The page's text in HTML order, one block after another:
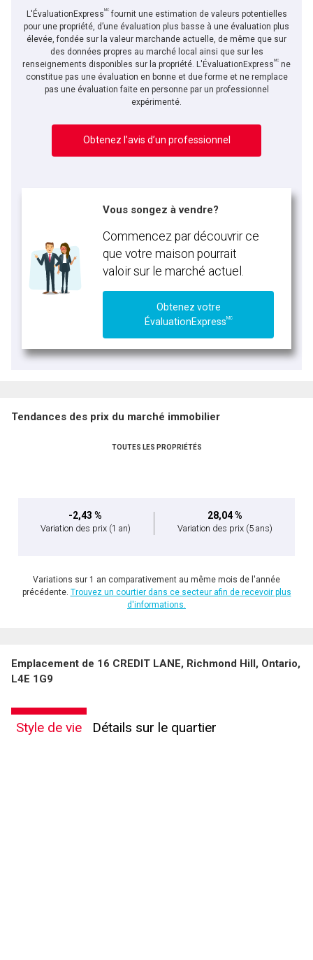
L'ÉvaluationExpressMCfournit une estimation de valeurs potentielles
pour une propriété, d’une évaluation plus basse à une évaluation plus
élevée, fondée sur la valeur marchande actuelle, de même que sur
des données propres au marché local ainsi que sur les
renseignements disponibles sur la propriété. L'ÉvaluationExpressMC ne
constitue pas une évaluation en bonne et due forme et ne remplace
pas une évaluation faite en personne par un professionnel
expérimenté.
Obtenez l’avis d’un professionnel
Vous songez à vendre?
Commencez par découvrir ce
que votre maison pourrait
valoir sur le marché actuel.
Obtenez votre
ÉvaluationExpressMC
Tendances des prix du marché immobilier
TOUTES LES PROPRIÉTÉS
-2,43 %
Variation des prix (1 an)
28,04 %
Variation des prix (5 ans)
Variations sur 1 an comparativement au même mois de l'année
précédente. Trouvez un courtier dans ce secteur afin de recevoir plus
d'informations.
Emplacement de 16 CREDIT LANE, Richmond Hill, Ontario,
L4E 1G9
Style de vie Détails sur le quartier